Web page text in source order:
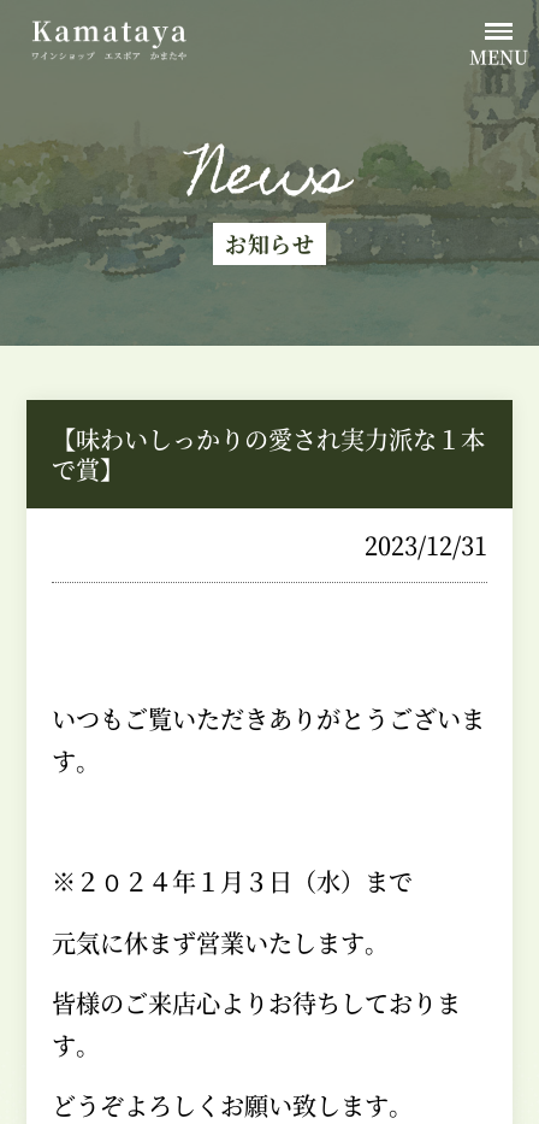
MENU
News
お知らせ
【味わいしっかりの愛され実力派な１本
で賞】
2023/12/31
いつもご覧いただきありがとうございま
す。
※２０２４年１月３日（水）まで
元気に休まず営業いたします。
皆様のご来店心よりお待ちしておりま
す。
どうぞよろしくお願い致します。